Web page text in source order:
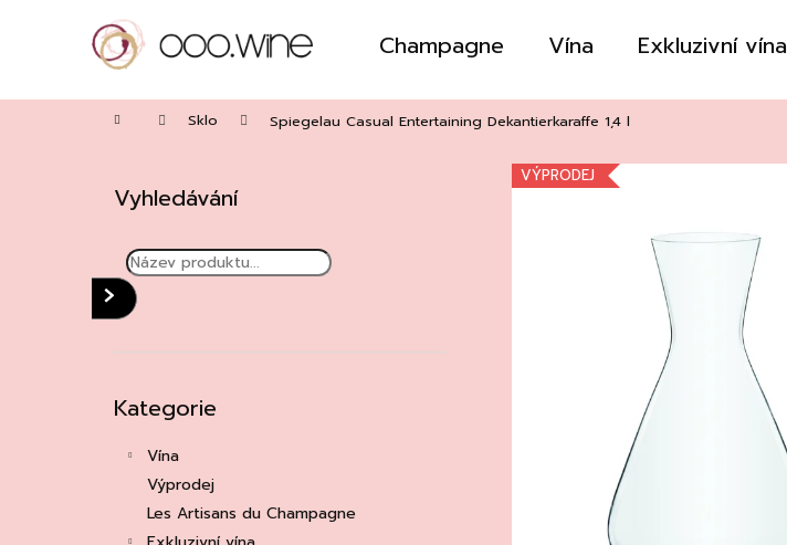
Champagne Vína Exkluzivní vína
Domů Sklo Spiegelau Casual Entertaining Dekantierkaraffe 1,4 l
r
a
n
Vyhledávání
HLEDAT
kategorie
Kategorie
Vína
Výprodej
Les Artisans du Champagne
VÝPRODEJ
Zpět
Co potřebujete najít?
Doporučujeme
ASOLO PROSECCO SUPERIORE DOCG
BRUT, MARTIGNAGO
CHATELDON, VODA PERLIVÁ